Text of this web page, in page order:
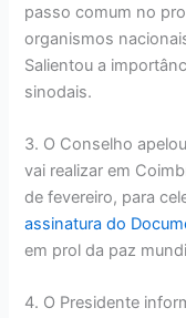
passo comum no
organismos
Salientou a
sinodais.
3. O Conselho
vai realizar em
de fevereiro, para
assinatura do
em prol da paz
4. O Presidente